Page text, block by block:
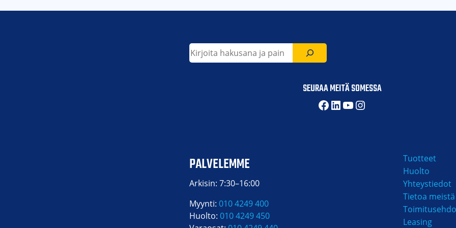
SEURAA MEITÄ SOMESSA
Facebook
LinkedIn
YouTube
Instagram
PALVELEMME
Arkisin: 7:30–16:00
Myynti: 010 4249 400
Huolto: 010 4249 450
Tuotteet
Huolto
Yhteystiedot
Tietoa meistä
Leasing